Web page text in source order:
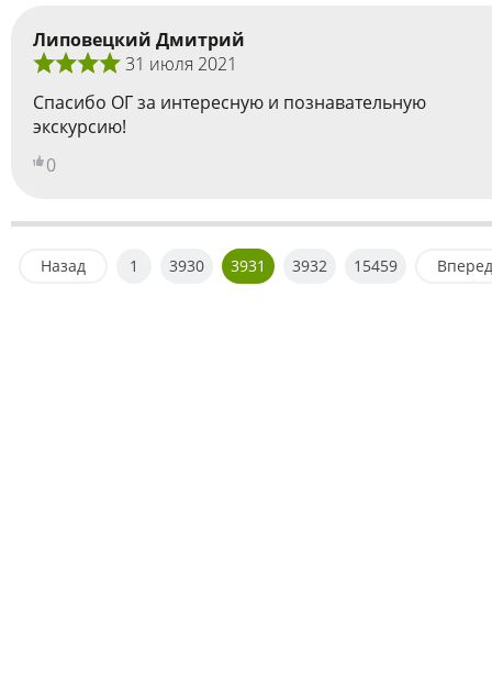
Липовецкий Дмитрий
31 июля 2021
Спасибо ОГ за интересную и познавательную
экскурсию!
0
Назад 1 3930 3931 3932 15459 Вперед